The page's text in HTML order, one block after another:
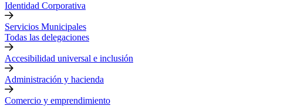
Identidad Corporativa
Servicios Municipales
Todas las delegaciones
Accesibilidad universal e inclusión
Administración y hacienda
Comercio y emprendimiento